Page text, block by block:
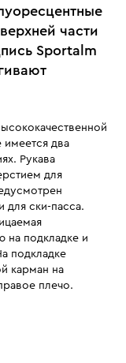
части
Sportalm
имеется два
Рукава
для
для ски-пасса.
на подкладке и
подкладке
карман на
плечо.